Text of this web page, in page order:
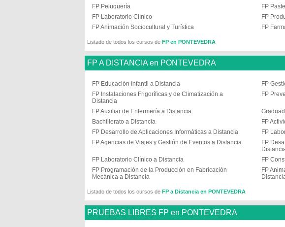
FP Peluquería
FP
FP Laboratorio Clínico
FP
FP Animación Sociocultural y Turística
FP
Listado de todos los cursos de FP en PONTEVEDRA
FP A DISTANCIA en PONTEVEDRA
FP Educación Infantil a Distancia
FP
FP Instalaciones Frigoríficas y de Climatización a
Distancia
FP
FP Auxiliar de Enfermería a Distancia
Bachillerato a Distancia
FP
FP Desarrollo de Aplicaciones Informáticas a Distancia
FP
FP Agencias de Viajes y Gestión de Eventos a Distancia
FP
FP Laboratorio Clínico a Distancia
FP
FP Programación de la Producción en Fabricación
Mecánica a Distancia
FP
Listado de todos los cursos de FP a Distancia en PONTEVEDRA
PRUEBAS LIBRES FP en PONTEVEDRA